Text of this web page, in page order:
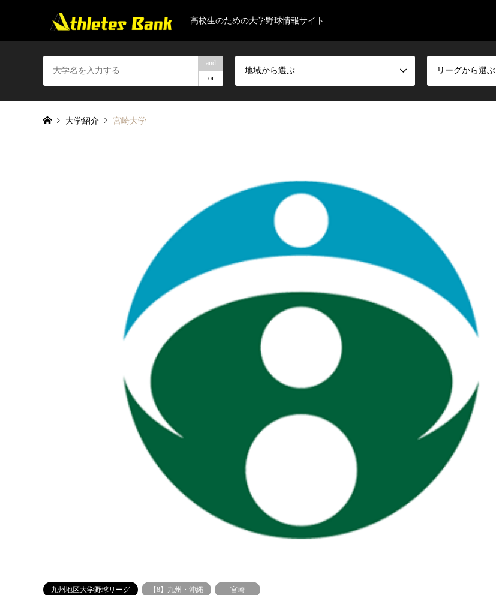
高校生のための大学野球情報サイト
and
or
地域から選ぶ リーグから選ぶ
大学紹介 宮崎大学
九州地区大学野球リーグ 【8】九州・沖縄 宮崎